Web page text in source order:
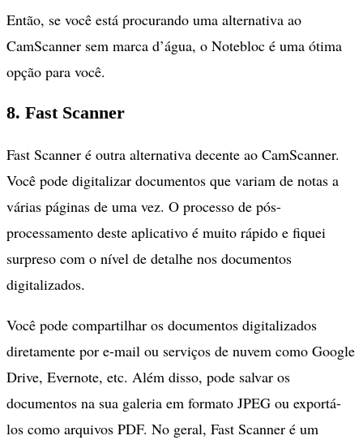
Então, se você está procurando uma alternativa ao
CamScanner sem marca d’água, o Notebloc é uma ótima
opção para você.
8. Fast Scanner
Fast Scanner é outra alternativa decente ao CamScanner.
Você pode digitalizar documentos que variam de notas a
várias páginas de uma vez. O processo de pós-
processamento deste aplicativo é muito rápido e fiquei
surpreso com o nível de detalhe nos documentos
digitalizados.
Você pode compartilhar os documentos digitalizados
diretamente por e-mail ou serviços de nuvem como Google
Drive, Evernote, etc. Além disso, pode salvar os
documentos na sua galeria em formato JPEG ou exportá-
los como arquivos PDF. No geral, Fast Scanner é um